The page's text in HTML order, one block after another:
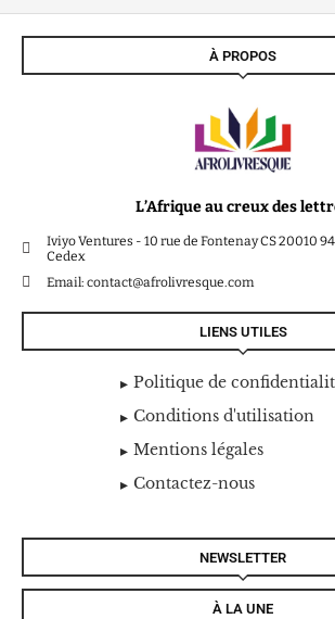
À PROPOS
L’Afrique au creux des
Iviyo Ventures - 10 rue de Fontenay CS 20010
Cedex
Email: contact@afrolivresque.com
LIENS UTILES
Politique de
Conditions d'utilisation
Mentions légales
Contactez-nous
NEWSLETTER
À LA UNE